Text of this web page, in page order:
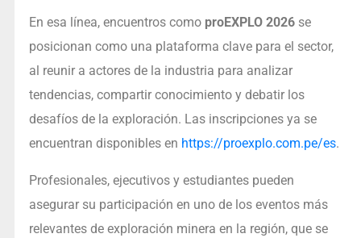
En esa línea, encuentros como proEXPLO 2026se
posicionan como una plataforma clave para el sector,
al reunir a actores de la industria para analizar
tendencias, compartir conocimiento y debatir los
desafíos de la exploración. Las inscripciones ya se
encuentran disponibles en https://proexplo.com.pe/es.
Profesionales, ejecutivos y estudiantes pueden
asegurar su participación en uno de los eventos más
relevantes de exploración minera en la región, que se